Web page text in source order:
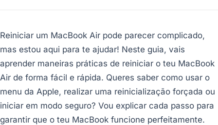
Reiniciar um MacBook Air pode parecer complicado,
mas estou aqui para te ajudar! Neste guia, vais
aprender maneiras práticas de reiniciar o teu MacBook
Air de forma fácil e rápida. Queres saber como usar o
menu da Apple, realizar uma reinicialização forçada ou
iniciar em modo seguro? Vou explicar cada passo para
garantir que o teu MacBook funcione perfeitamente.